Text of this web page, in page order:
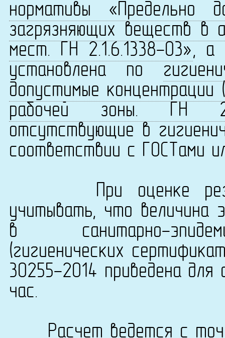
нормативы «Предельно
загрязняющих веществ в
мест. ГН 2.1.6.1338-03», а
установлена по
допустимые
рабочей зоны. ГН
отсутствующие в
соответствии с ГОСТами
При оценке
учитывать, что величина
в санитарно-
(гигиенических
30255-2014 приведена для
час.
Расчет ведется с